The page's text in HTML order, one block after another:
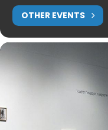
OTHER EVENTS